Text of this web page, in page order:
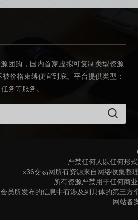
团购，国内首家虚拟可复制类型资源
价格束缚便宜到底。平台提供类型：
务等服务。
严禁任何人以任何形
x36交易网所有资源来自网络收集整
所有资源严禁用于任何商
员所发布的信息中有涉及到具体的第三方
网站备